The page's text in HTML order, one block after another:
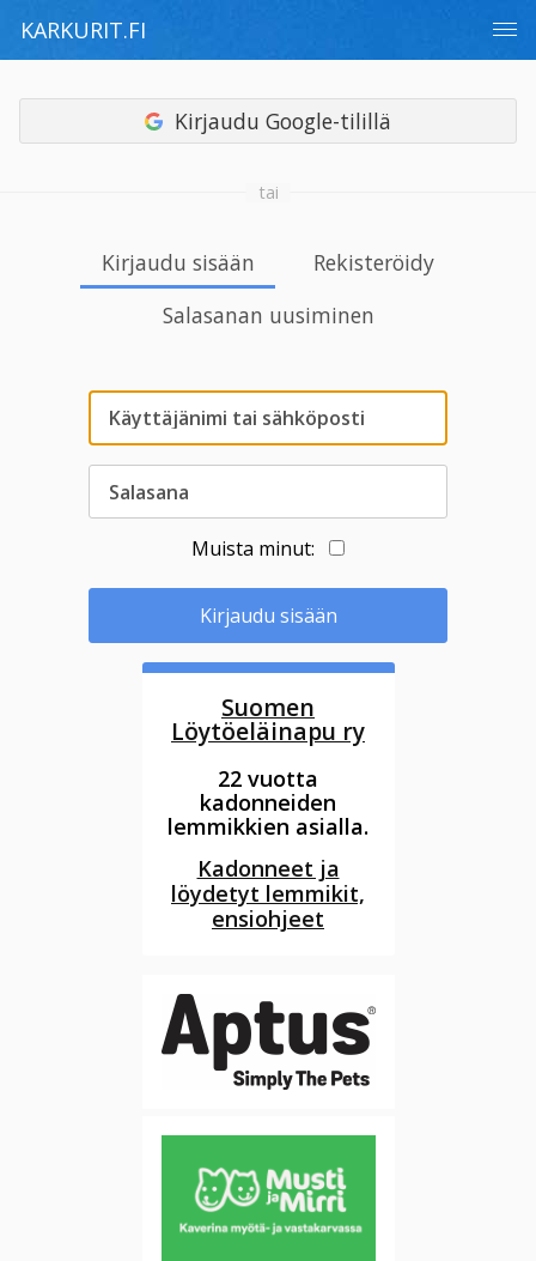
KARKURIT.FI
Kirjaudu Google-tilillä
tai
Kirjaudu sisään
Rekisteröidy
Salasanan uusiminen
Muista minut:
Kirjaudu sisään
Suomen
Löytöeläinapu ry
22 vuotta
kadonneiden
lemmikkien asialla.
Kadonneet ja
löydetyt lemmikit,
ensiohjeet